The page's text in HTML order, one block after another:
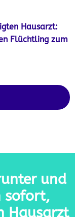
Hausarzt:
Flüchtling zum
und
sofort,
Hausarzt